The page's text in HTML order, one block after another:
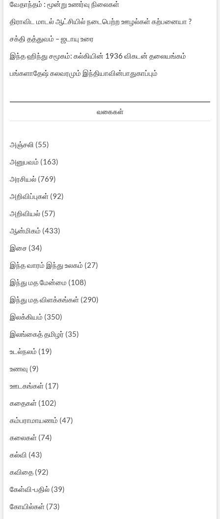
வேதாந்தம் : மூன்று உணர்வு நிலைகள்
திராவிட மாடல் ஆட்சியில் நடைபெற்ற ஊழல்கள் கற்பனையா ?
சக்தி தத்துவம் – ஜடாயு உரை
இந்த ஹிந்து சமூகம்: கல்கியின் 1936 விகடன் தலையங்கம்
பங்களாதேஷ் கலவரமும் இந்தியாவின்பாதுகாப்பும்
வகைகள்
அஞ்சலி (55)
அனுபவம் (163)
அரசியல்(769)
அறிவிப்புகள்(92)
அறிவியல்(57)
ஆன்மிகம் (433)
இசை(34)
இந்த வாரம் இந்து உலகம் (27)
இந்து மத மேன்மை (108)
இந்து மத விளக்கங்கள்(290)
இலக்கியம் (350)
இலங்கைத் தமிழர் (35)
உடல்நலம் (19)
உணவு (9)
ஊடகங்கள்(17)
கதைகள்(102)
கம்பராமாயணம் (47)
கலைகள்(74)
கல்வி (43)
கவிதை(92)
கேள்வி-பதில்(39)
கோயில்கள்(73)